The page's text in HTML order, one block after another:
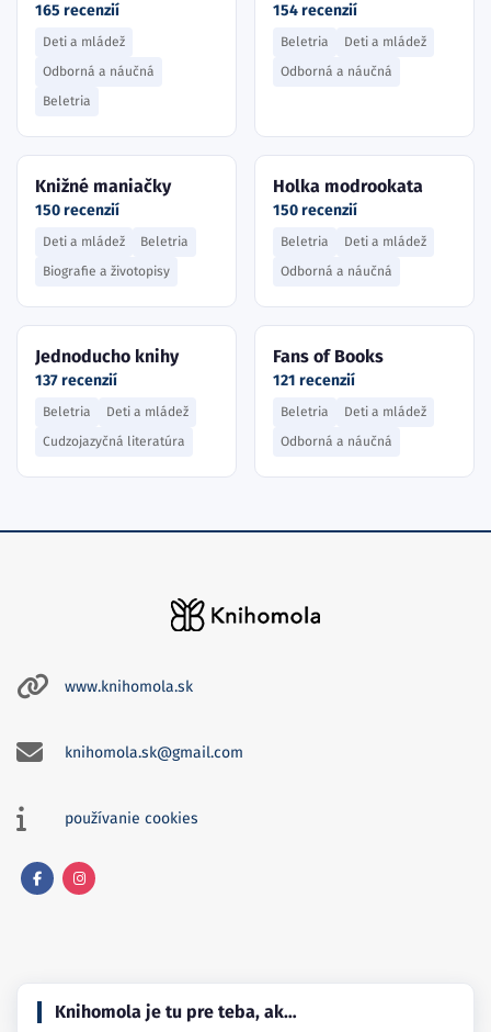
165 recenzií
Deti a mládež
Odborná a náučná
Beletria
154 recenzií
Beletria
Deti a mládež
Odborná a náučná
Knižné maniačky
150 recenzií
Deti a mládež
Beletria
Biografie a životopisy
Holka modrookata
150 recenzií
Beletria
Deti a mládež
Odborná a náučná
Jednoducho knihy
137 recenzií
Beletria
Deti a mládež
Cudzojazyčná literatúra
Fans of Books
121 recenzií
Beletria
Deti a mládež
Odborná a náučná
www.knihomola.sk
knihomola.sk@gmail.com
používanie cookies
Knihomola je tu pre teba, ak…